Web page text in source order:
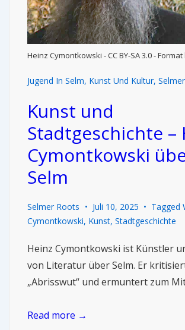
Heinz Cymontkowski - CC BY-SA 3.0 -
Jugend In Selm, Kunst Und Kultur,
Kunst und
Stadtgeschichte –
Cymontkowski
Selm
Selmer Roots Juli 10, 2025 Tagged
Cymontkowski, Kunst, Stadtgeschichte
Heinz Cymontkowski ist Künstler
von Literatur über Selm. Er
„Abrisswut“ und ermuntert zum
Read more →